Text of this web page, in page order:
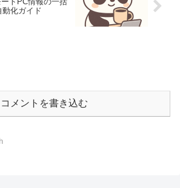
化ガイド
コメントを書き込む